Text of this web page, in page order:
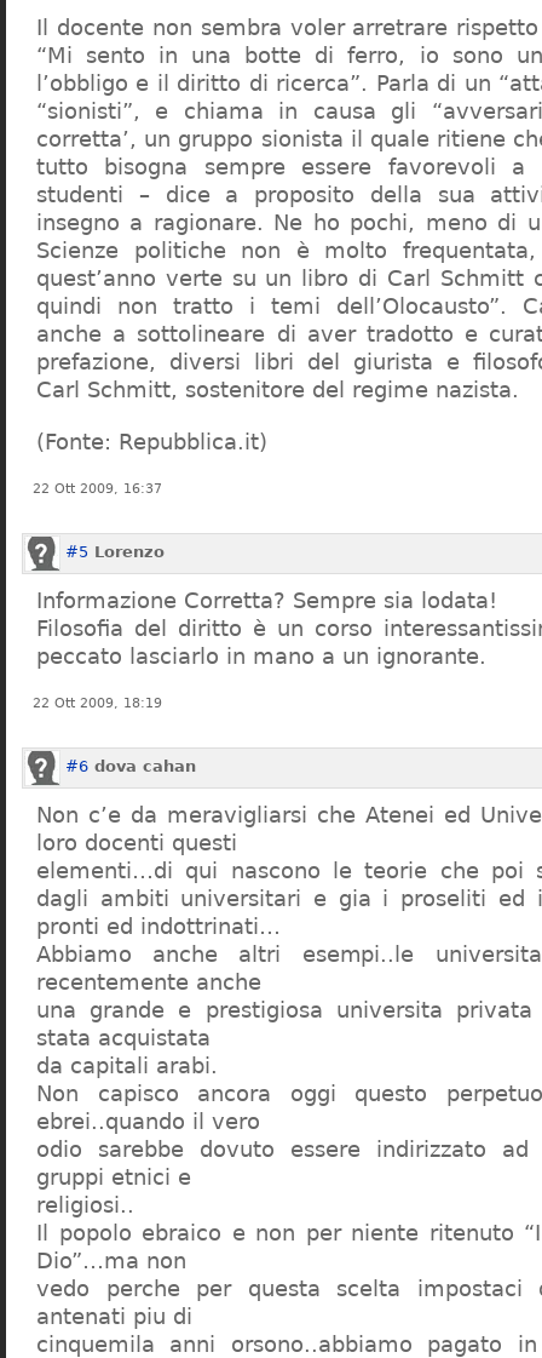
Il docente non sembra voler arretrare
“Mi sento in una botte di ferro, io sono
l’obbligo e il diritto di ricerca”. Parla di un
“sionisti”, e chiama in causa gli
corretta’, un gruppo sionista il quale ritiene
tutto bisogna sempre essere favorevoli a
studenti – dice a proposito della sua
insegno a ragionare. Ne ho pochi, meno di
Scienze politiche non è molto
quest’anno verte su un libro di Carl Schmitt
quindi non tratto i temi dell’Olocausto”.
anche a sottolineare di aver tradotto e
prefazione, diversi libri del giurista e
Carl Schmitt, sostenitore del regime nazista.
(Fonte: Repubblica.it)
22 Ott 2009, 16:37
#5 Lorenzo
Informazione Corretta? Sempre sia lodata!
Filosofia del diritto è un corso
peccato lasciarlo in mano a un ignorante.
22 Ott 2009, 18:19
#6 dova cahan
Non c’e da meravigliarsi che Atenei ed
loro docenti questi
elementi…di qui nascono le teorie che poi
dagli ambiti universitari e gia i proseliti ed
pronti ed indottrinati…
Abbiamo anche altri esempi..le
recentemente anche
una grande e prestigiosa universita
stata acquistata
da capitali arabi.
Non capisco ancora oggi questo
ebrei..quando il vero
odio sarebbe dovuto essere indirizzato
gruppi etnici e
religiosi..
Il popolo ebraico e non per niente ritenuto
Dio”…ma non
vedo perche per questa scelta
antenati piu di
cinquemila anni orsono..abbiamo pagato